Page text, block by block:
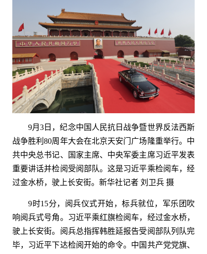
9月3日，纪念中国人民抗日战争暨世界反法西斯
战争胜利80周年大会在北京天安门广场隆重举行。中
共中央总书记、国家主席、中央军委主席习近平发表
重要讲话并检阅受阅部队。这是习近平乘检阅车，经
过金水桥，驶上长安街。新华社记者 刘卫兵 摄
9时15分，阅兵仪式开始，标兵就位，军乐团吹
响阅兵式号角。习近平乘红旗检阅车，经过金水桥，
驶上长安街。阅兵总指挥韩胜延报告受阅部队列队完
毕，习近平下达检阅开始的命令。中国共产党党旗、